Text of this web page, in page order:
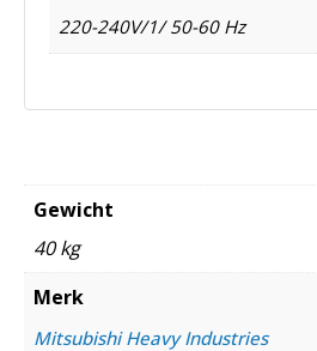
220-240V/1/ 50-60 Hz
Gewicht
40 kg
Merk
Mitsubishi Heavy Industries